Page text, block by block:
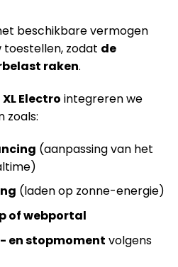
beschikbare vermogen
zodat de
raken.
XL Electro integreren we
zoals:
(aanpassing van het
(laden op zonne-energie)
of webportal
en stopmoment volgens